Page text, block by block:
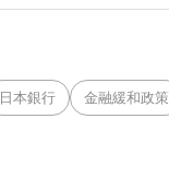
日本銀行 金融緩和政策